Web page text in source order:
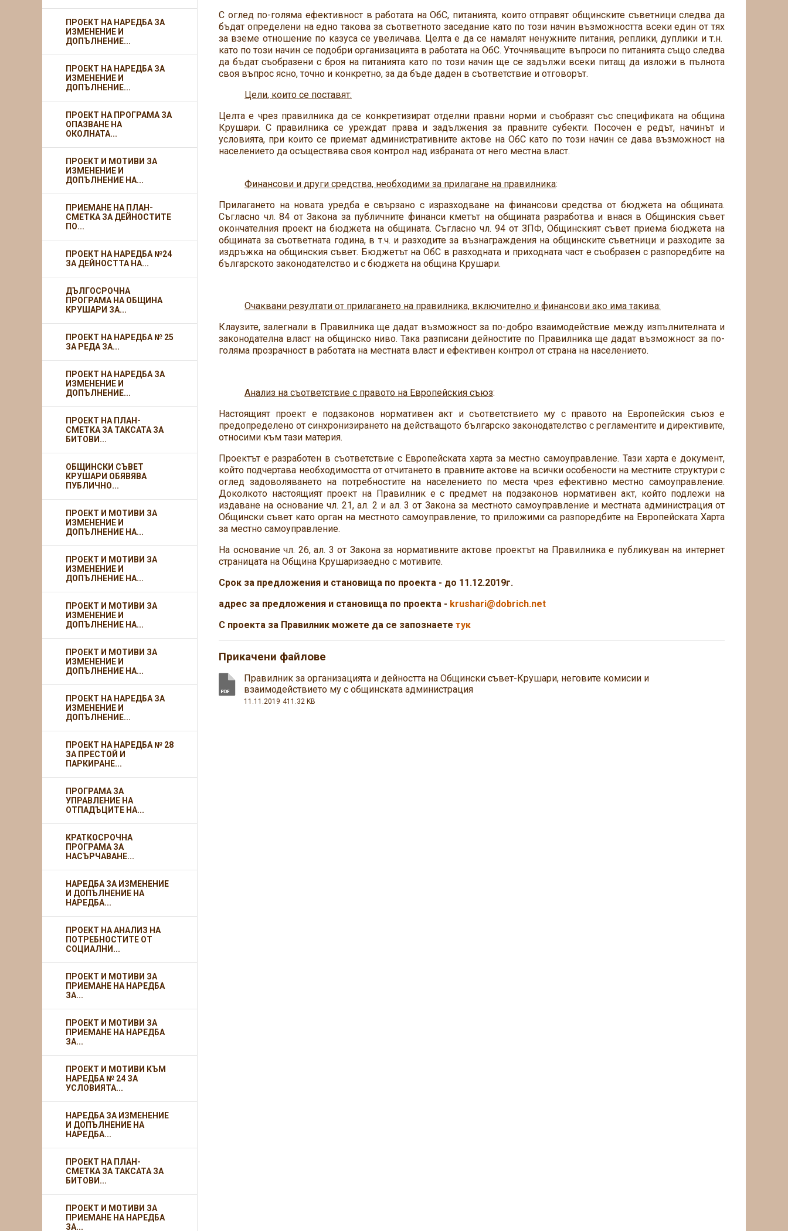
С оглед по-голяма ефективност в работата на ОбС, питанията, които отправят общинските съветници следва да
бъдат определени на едно такова за съответното заседание като по този начин възможността всеки един от тях
за вземе отношение по казуса се увеличава. Целта е да се намалят ненужните питания, реплики, дуплики и т.н.
като по този начин се подобри организацията в работата на ОбС. Уточняващите въпроси по питанията също следва
да бъдат съобразени с броя на питанията като по този начин ще се задължи всеки питащ да изложи в пълнота
своя въпрос ясно, точно и конкретно, за да бъде даден в съответствие и отговорът.
Цели, които се поставят:
Целта е чрез правилника да се конкретизират отделни правни норми и съобразят със спецификата на община
Крушари. С правилника се уреждат права и задължения за правните субекти. Посочен е редът, начинът и
условията, при които се приемат административните актове на ОбС като по този начин се дава възможност на
населението да осъществява своя контрол над избраната от него местна власт.
Финансови и други средства, необходими за прилагане на правилника:
Прилагането на новата уредба е свързано с изразходване на финансови средства от бюджета на общината.
Съгласно чл. 84 от Закона за публичните финанси кметът на общината разработва и внася в Общинския съвет
окончателния проект на бюджета на общината. Съгласно чл. 94 от ЗПФ, Общинският съвет приема бюджета на
общината за съответната година, в т.ч. и разходите за възнаграждения на общинските съветници и разходите за
издръжка на общинския съвет. Бюджетът на ОбС в разходната и приходната част е съобразен с разпоредбите на
българското законодателство и с бюджета на община Крушари.
Очаквани резултати от прилагането на правилника, включително и финансови ако има такива:
Клаузите, залегнали в Правилника ще дадат възможност за по-добро взаимодействие между изпълнителната и
законодателна власт на общинско ниво. Така разписани дейностите по Правилника ще дадат възможност за по-
голяма прозрачност в работата на местната власт и ефективен контрол от страна на населението.
Анализ на съответствие с правото на Европейския съюз:
Настоящият проект е подзаконов нормативен акт и съответствието му с правото на Европейския съюз е
предопределено от синхронизирането на действащото българско законодателство с регламентите и директивите,
относими към тази материя.
Проектът е разработен в съответствие с Европейската харта за местно самоуправление. Тази харта е документ,
който подчертава необходимостта от отчитането в правните актове на всички особености на местните структури с
оглед задоволяването на потребностите на населението по места чрез ефективно местно самоуправление.
Доколкото настоящият проект на Правилник е с предмет на подзаконов нормативен акт, който подлежи на
издаване на основание чл. 21, ал. 2 и ал. 3 от Закона за местното самоуправление и местната администрация от
Общински съвет като орган на местното самоуправление, то приложими са разпоредбите на Европейската Харта
за местно самоуправление.
На основание чл. 26, ал. 3 от Закона за нормативните актове проектът на Правилника е публикуван на интернет
страницата на Община Крушаризаедно с мотивите.
Срок за предложения и становища по проекта - до 11.12.2019г.
адрес за предложения и становища по проекта - krushari@dobrich.net
С проекта за Правилник можете да се запознаете тук
Прикачени файлове
Правилник за организацията и дейността на Общински съвет-Крушари, неговите комисии и
взаимодействието му с общинската администрация
11.11.2019 411.32 KB
ПРОЕКТ НА НАРЕДБА ЗА
ИЗМЕНЕНИЕ И
ДОПЪЛНЕНИЕ...
ПРОЕКТ НА НАРЕДБА ЗА
ИЗМЕНЕНИЕ И
ДОПЪЛНЕНИЕ...
ПРОЕКТ НА ПРОГРАМА ЗА
ОПАЗВАНЕ НА
ОКОЛНАТА...
ПРОЕКТ И МОТИВИ ЗА
ИЗМЕНЕНИЕ И
ДОПЪЛНЕНИЕ НА...
ПРИЕМАНЕ НА ПЛАН-
СМЕТКА ЗА ДЕЙНОСТИТЕ
ПО...
ПРОЕКТ НА НАРЕДБА №24
ЗА ДЕЙНОСТТА НА...
ДЪЛГОСРОЧНА
ПРОГРАМА НА ОБЩИНА
КРУШАРИ ЗА...
ПРОЕКТ НА НАРЕДБА № 25
ЗА РЕДА ЗА...
ПРОЕКТ НА НАРЕДБА ЗА
ИЗМЕНЕНИЕ И
ДОПЪЛНЕНИЕ...
ПРОЕКТ НА ПЛАН-
СМЕТКА ЗА ТАКСАТА ЗА
БИТОВИ...
ОБЩИНСКИ СЪВЕТ
КРУШАРИ ОБЯВЯВА
ПУБЛИЧНО...
ПРОЕКТ И МОТИВИ ЗА
ИЗМЕНЕНИЕ И
ДОПЪЛНЕНИЕ НА...
ПРОЕКТ И МОТИВИ ЗА
ИЗМЕНЕНИЕ И
ДОПЪЛНЕНИЕ НА...
ПРОЕКТ И МОТИВИ ЗА
ИЗМЕНЕНИЕ И
ДОПЪЛНЕНИЕ НА...
ПРОЕКТ И МОТИВИ ЗА
ИЗМЕНЕНИЕ И
ДОПЪЛНЕНИЕ НА...
ПРОЕКТ НА НАРЕДБА ЗА
ИЗМЕНЕНИЕ И
ДОПЪЛНЕНИЕ...
ПРОЕКТ НА НАРЕДБА № 28
ЗА ПРЕСТОЙ И
ПАРКИРАНЕ...
ПРОГРАМА ЗА
УПРАВЛЕНИЕ НА
ОТПАДЪЦИТЕ НА...
КРАТКОСРОЧНА
ПРОГРАМА ЗА
НАСЪРЧАВАНЕ...
НАРЕДБА ЗА ИЗМЕНЕНИЕ
И ДОПЪЛНЕНИЕ НА
НАРЕДБА...
ПРОЕКТ НА АНАЛИЗ НА
ПОТРЕБНОСТИТЕ ОТ
СОЦИАЛНИ...
ПРОЕКТ И МОТИВИ ЗА
ПРИЕМАНЕ НА НАРЕДБА
ЗА...
ПРОЕКТ И МОТИВИ ЗА
ПРИЕМАНЕ НА НАРЕДБА
ЗА...
ПРОЕКТ И МОТИВИ КЪМ
НАРЕДБА № 24 ЗА
УСЛОВИЯТА...
НАРЕДБА ЗА ИЗМЕНЕНИЕ
И ДОПЪЛНЕНИЕ НА
НАРЕДБА...
ПРОЕКТ НА ПЛАН-
СМЕТКА ЗА ТАКСАТА ЗА
БИТОВИ...
ПРОЕКТ И МОТИВИ ЗА
ПРИЕМАНЕ НА НАРЕДБА
ЗА...